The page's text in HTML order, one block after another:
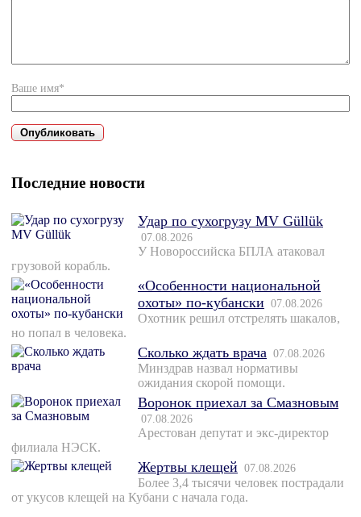
Ваше имя*
Последние новости
Удар по сухогрузу MV Güllük
07.08.2026
У Новороссийска БПЛА атаковал
грузовой корабль.
«Особенности национальной
охоты» по-кубански 07.08.2026
Охотник решил отстрелять шакалов,
но попал в человека.
Сколько ждать врача 07.08.2026
Минздрав назвал нормативы
ожидания скорой помощи.
Воронок приехал за Смазновым
07.08.2026
Арестован депутат и экс-директор
филиала НЭСК.
Жертвы клещей 07.08.2026
Более 3,4 тысячи человек пострадали
от укусов клещей на Кубани с начала года.